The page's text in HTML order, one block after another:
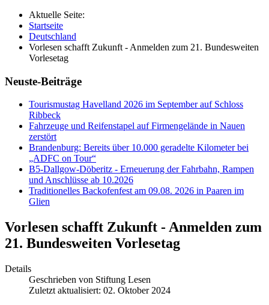
Aktuelle Seite:
Startseite
Deutschland
Vorlesen schafft Zukunft - Anmelden zum 21. Bundesweiten
Vorlesetag
Neuste-Beiträge
Tourismustag Havelland 2026 im September auf Schloss
Ribbeck
Fahrzeuge und Reifenstapel auf Firmengelände in Nauen
zerstört
Brandenburg: Bereits über 10.000 geradelte Kilometer bei
„ADFC on Tour“
B5-Dallgow-Döberitz - Erneuerung der Fahrbahn, Rampen
und Anschlüsse ab 10.2026
Traditionelles Backofenfest am 09.08. 2026 in Paaren im
Glien
Vorlesen schafft Zukunft - Anmelden zum
21. Bundesweiten Vorlesetag
Details
Geschrieben von Stiftung Lesen
Zuletzt aktualisiert: 02. Oktober 2024